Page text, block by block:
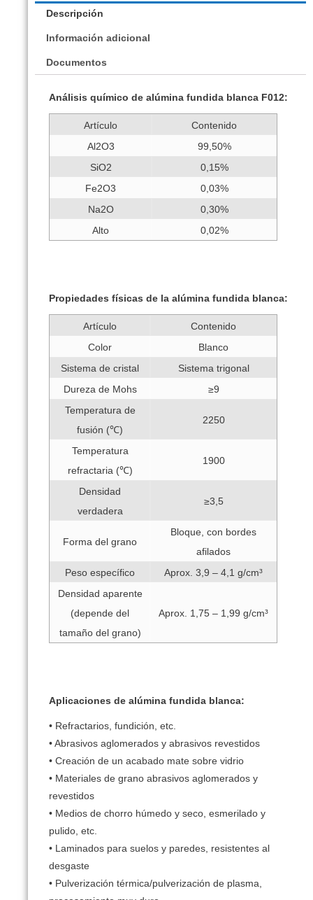
Descripción
Información adicional
Documentos
Análisis químico de alúmina fundida blanca F012:
Artículo
Contenido
Al2O3
99,50%
SiO2
0,15%
Fe2O3
0,03%
Na2O
0,30%
Alto
0,02%
Propiedades físicas de la alúmina fundida blanca:
Artículo
Contenido
Color
Blanco
Sistema de cristal
Sistema trigonal
Dureza de Mohs
≥9
Temperatura de
fusión (℃)
2250
Temperatura
refractaria (℃)
1900
Densidad
verdadera
≥3,5
Forma del grano
Bloque, con bordes
afilados
Peso específico
Aprox. 3,9 – 4,1 g/cm³
Densidad aparente
(depende del
tamaño del grano)
Aprox. 1,75 – 1,99 g/cm³
Aplicaciones de alúmina fundida blanca:
• Refractarios, fundición, etc.
• Abrasivos aglomerados y abrasivos revestidos
• Creación de un acabado mate sobre vidrio
• Materiales de grano abrasivos aglomerados y
revestidos
• Medios de chorro húmedo y seco, esmerilado y
pulido, etc.
• Laminados para suelos y paredes, resistentes al
desgaste
• Pulverización térmica/pulverización de plasma,